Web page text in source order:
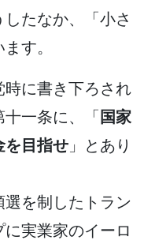
たなか、「小さ
す。
に書き下ろされ
十一条に、「 国家
を目指せ 」とあり
を制したトラン
実業家のイーロ